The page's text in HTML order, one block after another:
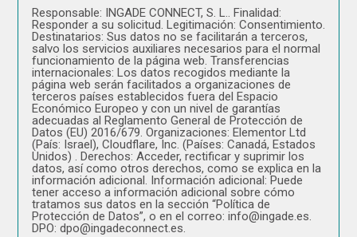
Responsable: INGADE CONNECT, S. L.. Finalidad:
Responder a su solicitud. Legitimación: Consentimiento.
Destinatarios: Sus datos no se facilitarán a terceros,
salvo los servicios auxiliares necesarios para el normal
funcionamiento de la página web. Transferencias
internacionales: Los datos recogidos mediante la
página web serán facilitados a organizaciones de
terceros países establecidos fuera del Espacio
Económico Europeo y con un nivel de garantías
adecuadas al Reglamento General de Protección de
Datos (EU) 2016/679. Organizaciones: Elementor Ltd
(País: Israel), Cloudflare, Inc. (Países: Canadá, Estados
Unidos) . Derechos: Acceder, rectificar y suprimir los
datos, así como otros derechos, como se explica en la
información adicional. Información adicional: Puede
tener acceso a información adicional sobre cómo
tratamos sus datos en la sección “Política de
Protección de Datos”, o en el correo: info@ingade.es.
DPO: dpo@ingadeconnect.es.